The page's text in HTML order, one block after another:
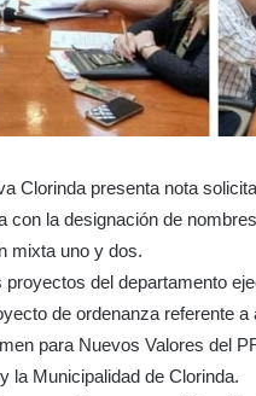
Clorinda presenta nota
con la designación de
mixta uno y dos.
proyectos del departamento
de ordenanza referente
para Nuevos Valores del
la Municipalidad de Clorinda.